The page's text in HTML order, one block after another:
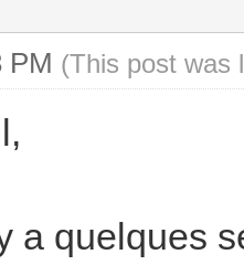
PM (This post was
a quelques